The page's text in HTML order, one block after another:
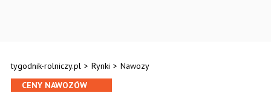
tygodnik-rolniczy.pl > Rynki > Nawozy
CENY NAWOZÓW